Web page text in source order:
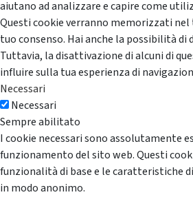
aiutano ad analizzare e capire come
Questi cookie verranno memorizzati
tuo consenso. Hai anche la possibilità di
Tuttavia, la disattivazione di alcuni di
influire sulla tua esperienza di
Necessari
Necessari
Sempre abilitato
I cookie necessari sono assolutamente
funzionamento del sito web. Questi
funzionalità di base e le caratteristiche
in modo anonimo.